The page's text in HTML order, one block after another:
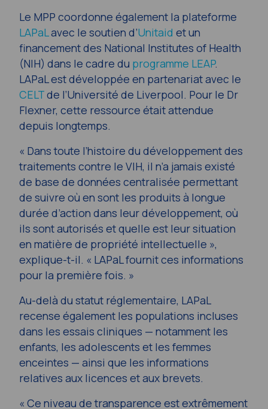
Le MPP coordonne également la plateforme
LAPaLavec le soutien d’Unitaid et un
financement des National Institutes of Health
(NIH) dans le cadre du programme LEAP.
LAPaL est développée en partenariat avec le
CELTde l’Université de Liverpool. Pour le Dr
Flexner, cette ressource était attendue
depuis longtemps.
« Dans toute l’histoire du développement des
traitements contre le VIH, il n’a jamais existé
de base de données centralisée permettant
de suivre où en sont les produits à longue
durée d’action dans leur développement, où
ils sont autorisés et quelle est leur situation
en matière de propriété intellectuelle »,
explique-t-il. « LAPaL fournit ces informations
pour la première fois. »
Au-delà du statut réglementaire, LAPaL
recense également les populations incluses
dans les essais cliniques — notamment les
enfants, les adolescents et les femmes
enceintes — ainsi que les informations
relatives aux licences et aux brevets.
« Ce niveau de transparence est extrêmement